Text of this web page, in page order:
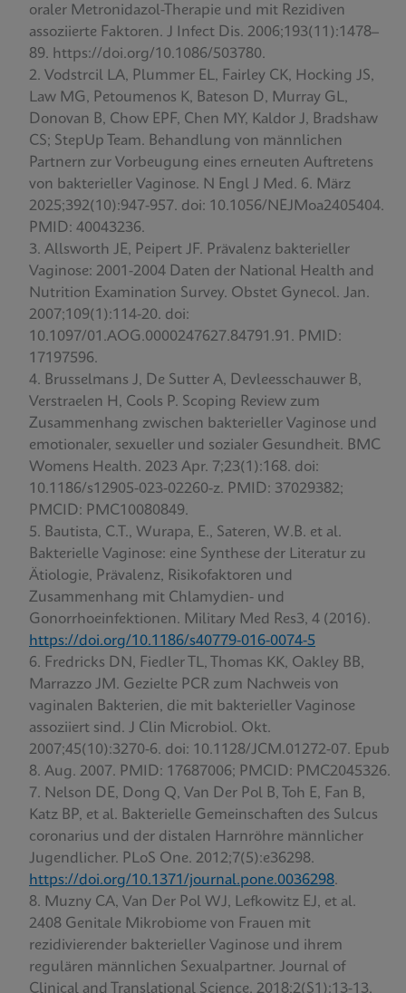
oraler Metronidazol-Therapie und mit Rezidiven
assoziierte Faktoren. J Infect Dis. 2006;193(11):1478–
89. https://doi.org/10.1086/503780.
Vodstrcil LA, Plummer EL, Fairley CK, Hocking JS,
Law MG, Petoumenos K, Bateson D, Murray GL,
Donovan B, Chow EPF, Chen MY, Kaldor J, Bradshaw
CS; StepUp Team. Behandlung von männlichen
Partnern zur Vorbeugung eines erneuten Auftretens
von bakterieller Vaginose. N Engl J Med. 6. März
2025;392(10):947-957. doi: 10.1056/NEJMoa2405404.
PMID: 40043236.
Allsworth JE, Peipert JF. Prävalenz bakterieller
Vaginose: 2001-2004 Daten der National Health and
Nutrition Examination Survey. Obstet Gynecol. Jan.
2007;109(1):114-20. doi:
10.1097/01.AOG.0000247627.84791.91. PMID:
17197596.
Brusselmans J, De Sutter A, Devleesschauwer B,
Verstraelen H, Cools P. Scoping Review zum
Zusammenhang zwischen bakterieller Vaginose und
emotionaler, sexueller und sozialer Gesundheit. BMC
Womens Health. 2023 Apr. 7;23(1):168. doi:
10.1186/s12905-023-02260-z. PMID: 37029382;
PMCID: PMC10080849.
Bautista, C.T., Wurapa, E., Sateren, W.B. et al.
Bakterielle Vaginose: eine Synthese der Literatur zu
Ätiologie, Prävalenz, Risikofaktoren und
Zusammenhang mit Chlamydien- und
Gonorrhoeinfektionen. Military Med Res3, 4 (2016).
https://doi.org/10.1186/s40779-016-0074-5
Fredricks DN, Fiedler TL, Thomas KK, Oakley BB,
Marrazzo JM. Gezielte PCR zum Nachweis von
vaginalen Bakterien, die mit bakterieller Vaginose
assoziiert sind. J Clin Microbiol. Okt.
2007;45(10):3270-6. doi: 10.1128/JCM.01272-07. Epub
8. Aug. 2007. PMID: 17687006; PMCID: PMC2045326.
Nelson DE, Dong Q, Van Der Pol B, Toh E, Fan B,
Katz BP, et al. Bakterielle Gemeinschaften des Sulcus
coronarius und der distalen Harnröhre männlicher
Jugendlicher. PLoS One. 2012;7(5):e36298.
https://doi.org/10.1371/journal.pone.0036298.
Muzny CA, Van Der Pol WJ, Lefkowitz EJ, et al.
2408 Genitale Mikrobiome von Frauen mit
rezidivierender bakterieller Vaginose und ihrem
regulären männlichen Sexualpartner. Journal of
Clinical and Translational Science. 2018;2(S1):13-13.